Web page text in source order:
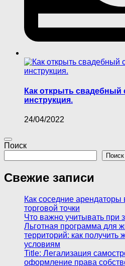
Как открыть
инструкция.
24/04/2022
Поиск
Поиск
Свежие записи
Как соседние
торговой точки
Что важно учитывать при
Льготная программа для
территорий: как
условиям
Title: Легализация
оформление права